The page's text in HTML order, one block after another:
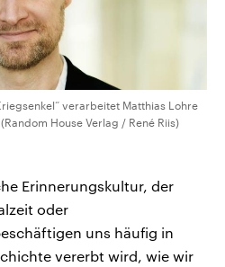
verarbeitet Matthias Lohre
House Verlag / René Riis)
Erinnerungskultur, der
oder
uns häufig in
vererbt wird, wie wir